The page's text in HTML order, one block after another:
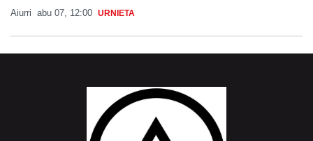
Aiurri abu 07, 12:00 URNIETA